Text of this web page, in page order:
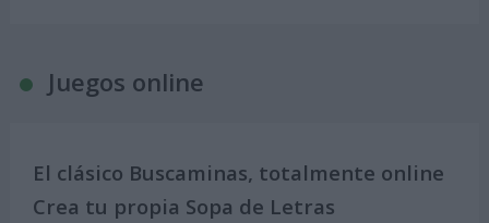
Juegos online
El clásico Buscaminas, totalmente online
Crea tu propia Sopa de Letras